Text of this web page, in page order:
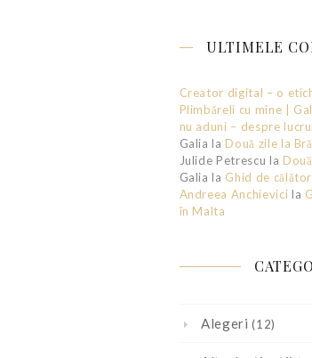
ULTIMELE
Creator digital – o
Plimbăreli cu mine |
nu aduni – despre
Galia la Două zile la
Julide Petrescu la
Galia la Ghid de
Andreea Anchievici la
în Malta
Alegeri (12)